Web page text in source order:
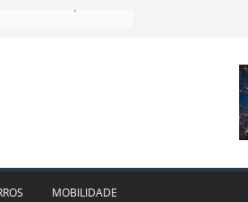
1bi no 2T26 e
de veículos
para o RJ e
leva Localiza
MOBILIDADE